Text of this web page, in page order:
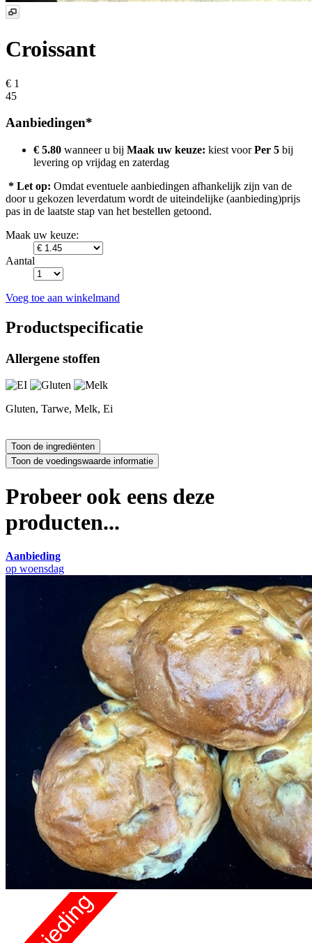
Croissant
€ 1
45
Aanbiedingen*
€ 5.80 wanneer u bij Maak uw keuze: kiest voorPer 5 bij
levering op vrijdag en zaterdag
* Let op: Omdat eventuele aanbiedingen afhankelijk zijn van de
door u gekozen leverdatum wordt de uiteindelijke (aanbieding)prijs
pas in de laatste stap van het bestellen getoond.
Maak uw keuze:
Aantal
Voeg toe aan winkelmand
Productspecificatie
Allergene stoffen
Gluten, Tarwe, Melk, Ei
Probeer ook eens deze
producten...
Aanbieding
op woensdag